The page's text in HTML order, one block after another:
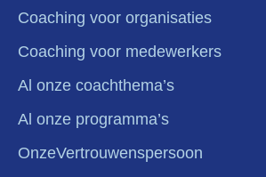
Coaching voor organisaties
Coaching voor medewerkers
Al onze coachthema’s
Al onze programma’s
OnzeVertrouwenspersoon